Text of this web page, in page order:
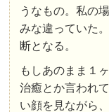
うなもの。私の
みな違っていた
断となる。
もしあのまま１
治癒とか言われ
い顔を見ながら